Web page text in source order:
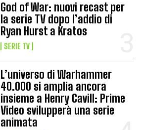
God of War: nuovi recast per
la serie TV dopo l’addio di
Ryan Hurst a Kratos
SERIE TV
L’universo di Warhammer
40.000 si amplia ancora
insieme a Henry Cavill: Prime
Video svilupperà una serie
animata